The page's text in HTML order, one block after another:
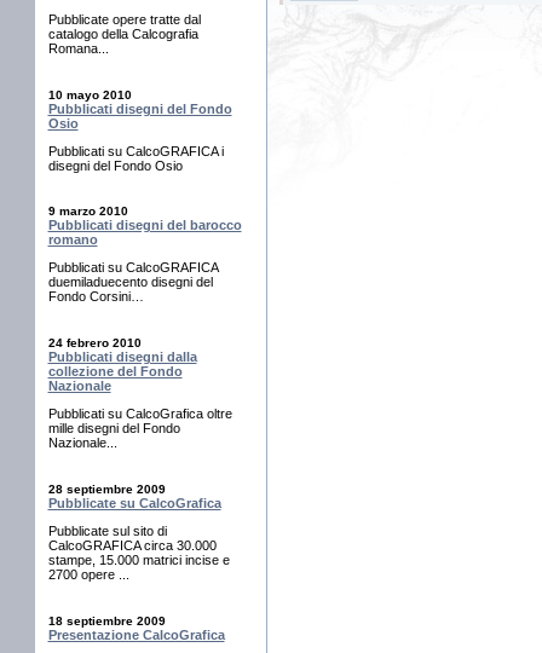
Pubblicate opere tratte dal
catalogo della Calcografia
Romana...
10 mayo 2010
Pubblicati disegni del Fondo
Osio
Pubblicati su CalcoGRAFICA i
disegni del Fondo Osio
9 marzo 2010
Pubblicati disegni del barocco
romano
Pubblicati su CalcoGRAFICA
duemiladuecento disegni del
Fondo Corsini…
24 febrero 2010
Pubblicati disegni dalla
collezione del Fondo
Nazionale
Pubblicati su CalcoGrafica oltre
mille disegni del Fondo
Nazionale...
28 septiembre 2009
Pubblicate su CalcoGrafica
Pubblicate sul sito di
CalcoGRAFICA circa 30.000
stampe, 15.000 matrici incise e
2700 opere ...
18 septiembre 2009
Presentazione CalcoGrafica